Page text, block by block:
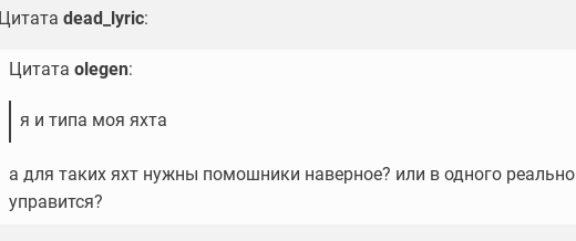
Цитата dead_lyric:
Цитата olegen:
я и типа моя яхта
а для таких яхт нужны помошники наверное? или в одного реально
управится?